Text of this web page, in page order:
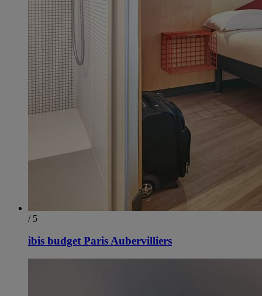
/ 5
ibis budget Paris Aubervilliers